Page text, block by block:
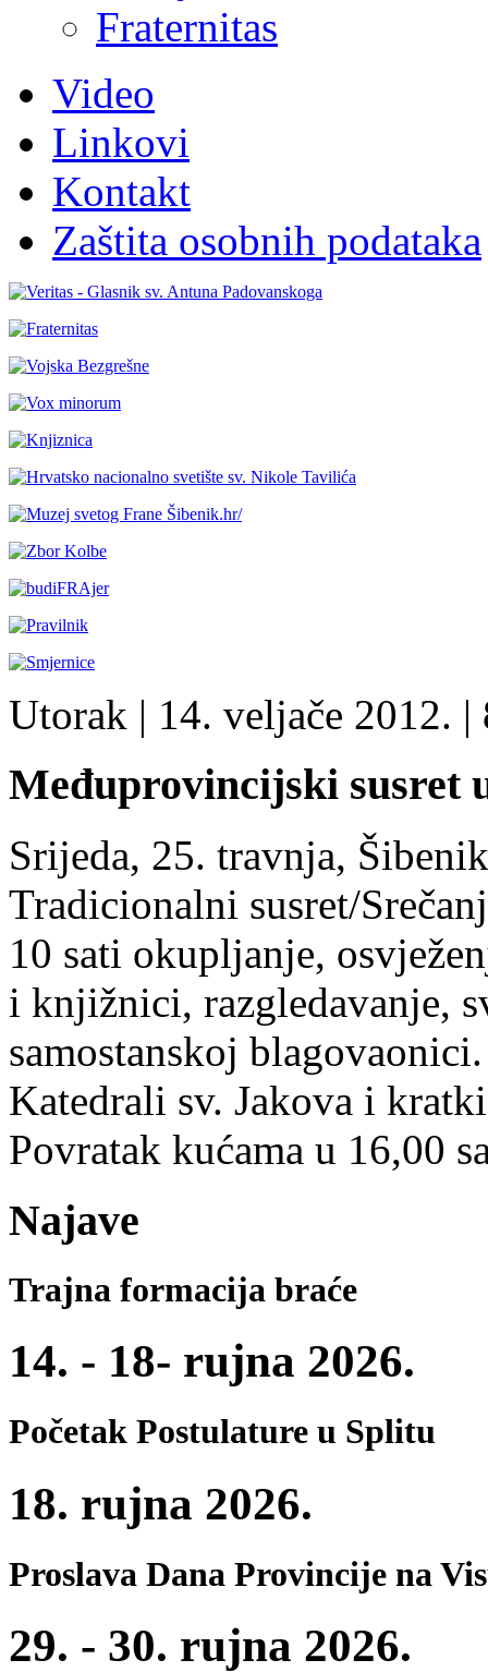
Fraternitas
Video
Linkovi
Kontakt
Zaštita osobnih podataka
Utorak | 14. veljače 2012. |
Međuprovincijski susret
Srijeda, 25. travnja,
Tradicionalni susret/
10 sati okupljanje,
i knjižnici, razgledavanje,
samostanskoj
Katedrali sv. Jakova i
Povratak kućama u 16,00
Najave
Trajna formacija braće
14. - 18- rujna 2026.
Početak Postulature u Splitu
18. rujna 2026.
Proslava Dana Provincije na
29. - 30. rujna 2026.